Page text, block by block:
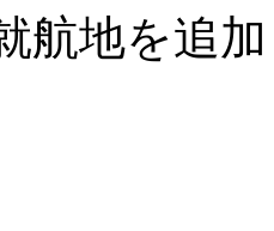
航地を追